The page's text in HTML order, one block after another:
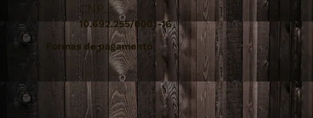
CNPJ:
10.692.255/0001-16
Formas de pagamento